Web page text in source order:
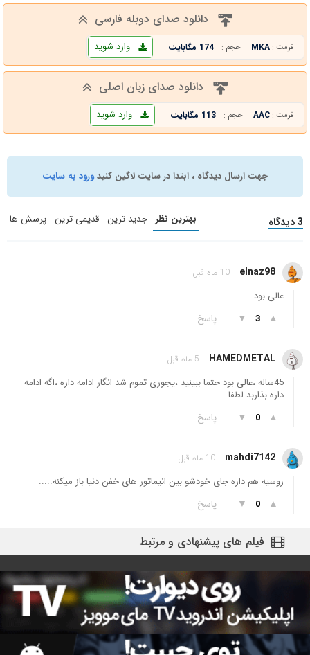
دانلود صدای دوبله فارسی
فرمت : MKA حجم : 174 مگابایت وارد شوید
دانلود صدای زبان اصلی
فرمت : AAC حجم : 113 مگابایت وارد شوید
جهت ارسال دیدگاه ، ابتدا در سایت لاگین کنیدورود به سایت
3 دیدگاه بهترین نظر جدید ترین قدیمی ترین پرسش ها
elnaz98 10 ماه قبل
عالی بود.
▲
3
▼ پاسخ
HAMEDMETAL 5 ماه قبل
45ساله ،عالی بود حتما ببینید ،یجوری تموم شد انگار ادامه داره ،اگه ادامه
داره بذاربد لطفا
▲
0
▼ پاسخ
mahdi7142 10 ماه قبل
روسیه هم داره جای خودشو بین انیماتور های خفن دنیا باز میکنه.....
▲
0
▼ پاسخ
فیلم های پیشنهادی و مرتبط